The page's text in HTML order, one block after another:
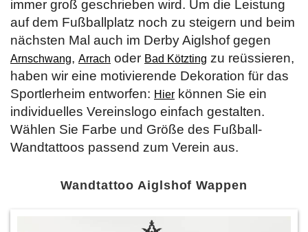
immer groß geschrieben wird. Um die Leistung
auf dem Fußballplatz noch zu steigern und beim
nächsten Mal auch im Derby Aiglshof gegen
Arnschwang, Arrach oder Bad Kötzting zu reüssieren,
haben wir eine motivierende Dekoration für das
Sportlerheim entworfen: Hier können Sie ein
individuelles Vereinslogo einfach gestalten.
Wählen Sie Farbe und Größe des Fußball-
Wandtattoos passend zum Verein aus.
Wandtattoo Aiglshof Wappen